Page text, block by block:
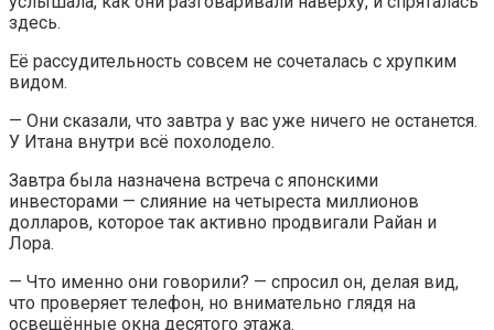
здесь.
Её рассудительность совсем не сочеталась с хрупким
видом.
— Они сказали, что завтра у вас уже ничего не останется.
У Итана внутри всё похолодело.
Завтра была назначена встреча с японскими
инвесторами — слияние на четыреста миллионов
долларов, которое так активно продвигали Райан и
Лора.
— Что именно они говорили? — спросил он, делая вид,
что проверяет телефон, но внимательно глядя на
освещённые окна десятого этажа.